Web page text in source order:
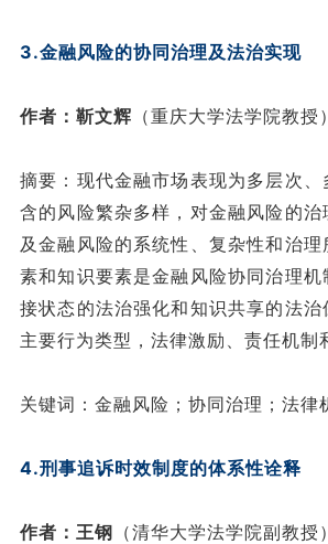
3.金融风险的协同治理及法治实现
作者：靳文辉 （重庆大学法学院教授）
摘要：现代金融市场表现为多层次
含的风险繁杂多样，对金融风险的
及金融风险的系统性、复杂性和治
素和知识要素是金融风险协同治理
接状态的法治强化和知识共享的法
主要行为类型，法律激励、责任机
关键词：金融风险；协同治理；法律
4.刑事追诉时效制度的体系性诠释
作者：王钢 （清华大学法学院副教授）